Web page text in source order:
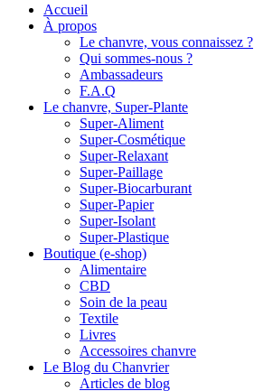
Accueil
À propos
Le chanvre, vous connaissez ?
Qui sommes-nous ?
Ambassadeurs
F.A.Q
Le chanvre, Super-Plante
Super-Aliment
Super-Cosmétique
Super-Relaxant
Super-Paillage
Super-Biocarburant
Super-Papier
Super-Isolant
Super-Plastique
Boutique (e-shop)
Alimentaire
CBD
Soin de la peau
Textile
Livres
Accessoires chanvre
Le Blog du Chanvrier
Articles de blog